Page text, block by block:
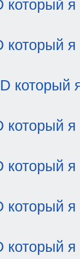
который я
который я
который
который я
который я
который я
который я